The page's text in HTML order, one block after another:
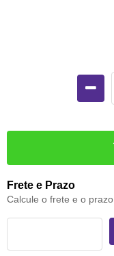
Frete e Prazo
Calcule o frete e o